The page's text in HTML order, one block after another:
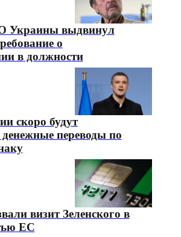
Украины выдвинул
о
в должности
скоро будут
переводы по
визит Зеленского в
ЕС